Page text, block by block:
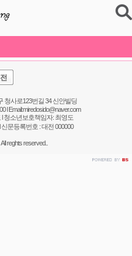
청사로123번길 34 신안빌딩
l Email:miredosido@naver.com
l 청소년보호책임자: 최영도
문등록번호 : 대전 000000
reghts reserved..